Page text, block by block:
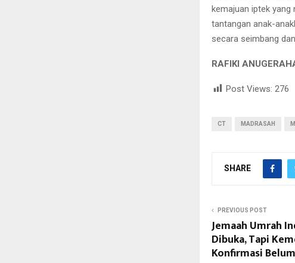
kemajuan iptek yang
tantangan anak-
secara seimbang
RAFIKI
Post Views: 276
CT MADRASAH
SHARE
PREVIOUS POST
Jemaah Umrah
Dibuka, Tapi
Konfirmasi